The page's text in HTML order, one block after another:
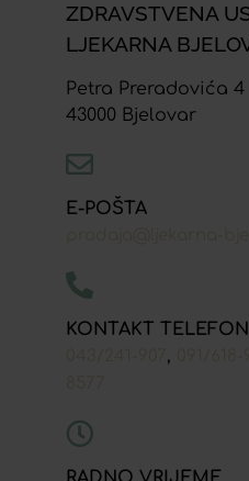
ZDRAVSTVENA
LJEKARNA
Petra Preradovića 4
43000 Bjelovar
E-POŠTA
KONTAKT TELEFONI
,